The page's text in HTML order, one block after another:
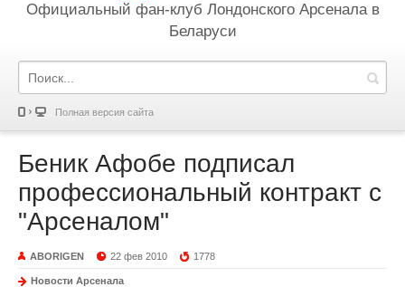
Официальный фан-клуб Лондонского Арсенала в
Беларуси
Полная версия сайта
Беник Афобе подписал
профессиональный контракт с
"Арсеналом"
ABORIGEN 22 фев 2010 1778
Новости Арсенала